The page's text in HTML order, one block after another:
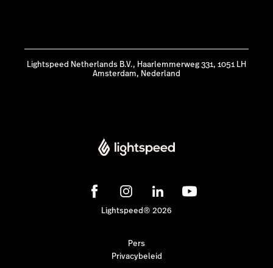
Lightspeed Netherlands B.V., Haarlemmerweg 331, 1051 LH
Amsterdam, Nederland
Lightspeed® 2026
Pers
Privacybeleid